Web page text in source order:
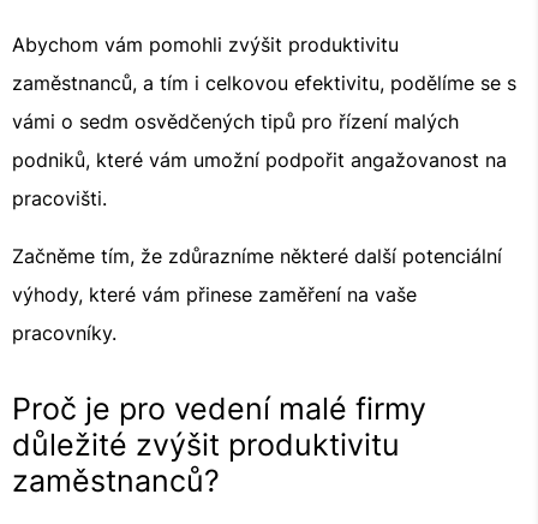
Abychom vám pomohli zvýšit produktivitu
zaměstnanců, a tím i celkovou efektivitu, podělíme se s
vámi o sedm osvědčených tipů pro řízení malých
podniků, které vám umožní podpořit angažovanost na
pracovišti.
Začněme tím, že zdůrazníme některé další potenciální
výhody, které vám přinese zaměření na vaše
pracovníky.
Proč je pro vedení malé firmy
důležité zvýšit produktivitu
zaměstnanců?